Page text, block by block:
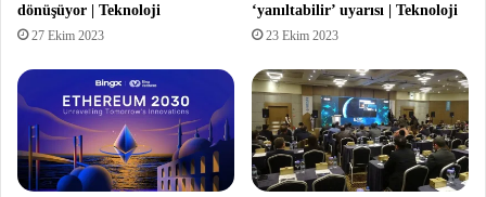
dönüşüyor | Teknoloji
27 Ekim 2023
‘yanıltabilir’ uyarısı | Teknoloji
23 Ekim 2023